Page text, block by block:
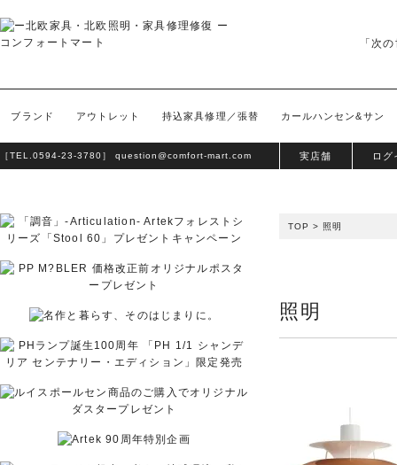
「次
ブランド アウトレット 持込家具修理／張替 カールハンセン&サン
［TEL. 0594-23-3780］ question@comfort-mart.com 実店舗 ログ
TOP > 照明
照明